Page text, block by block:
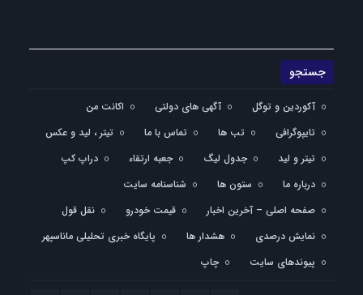
آکوردین و توگل آگهی های دولتی
اکانت من
تایپوگرافی
تب ها تماس با ما
تیتر ، لید و عکس
تیتر و لید
جدول لیگ جعبه ارتقاء
دراپ کپ
درباره ما
ستون ها
شناسنامه سایت
صفحه اصلی – آخرین اخبار
قیمت خودرو
نقل قول
نمایش درصدی
هشدار ها
پایگاه خبری تحلیلی ماناسپهر
پیوندهای سایت
چاپ